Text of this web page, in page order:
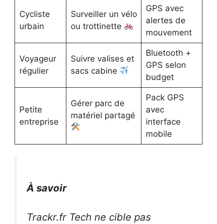
Cycliste
urbain
Surveiller un vélo
ou trottinette
GPS avec
alertes de
mouvement
Voyageur
régulier
Suivre valises et
sacs cabine
Bluetooth +
GPS selon
budget
Petite
entreprise
Gérer parc de
matériel partagé
Pack GPS
avec
interface
mobile
À savoir
Trackr.fr Tech ne cible pas